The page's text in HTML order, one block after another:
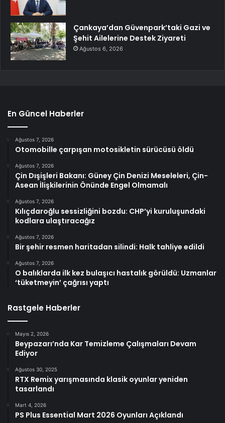
Çankaya’dan Güvenpark’taki Gazi ve
Şehit Ailelerine Destek Ziyareti
Ağustos 6, 2026
En Güncel Haberler
Ağustos 7, 2026
Otomobille çarpışan motosikletin sürücüsü öldü
Ağustos 7, 2026
Çin Dışişleri Bakanı: Güney Çin Denizi Meseleleri, Çin-
Asean İlişkilerinin Önünde Engel Olmamalı
Ağustos 7, 2026
Kılıçdaroğlu sessizliğini bozdu: CHP’yi kuruluşundaki
kodlara ulaştıracağız
Ağustos 7, 2026
Bir şehir resmen haritadan silindi: Halk tahliye edildi
Ağustos 7, 2026
O balıklarda ilk kez bulaşıcı hastalık görüldü: Uzmanlar
‘tüketmeyin’ çağrısı yaptı
Rastgele Haberler
Mayıs 2, 2026
Beypazarı’nda Kar Temizleme Çalışmaları Devam
Ediyor
Ağustos 30, 2025
RTX Remix yarışmasında klasik oyunlar yeniden
tasarlandı
Mart 4, 2026
PS Plus Essential Mart 2026 Oyunları Açıklandı